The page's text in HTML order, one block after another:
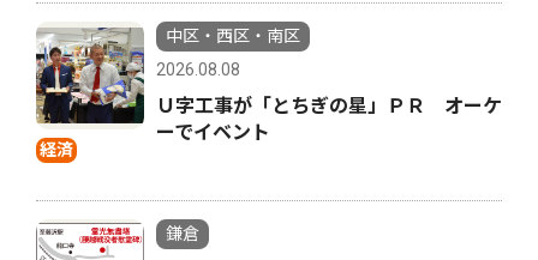
経済
中区・西区・南区
2026.08.08
Ｕ字工事が「とちぎの星」ＰＲ オーケ
ーでイベント
鎌倉